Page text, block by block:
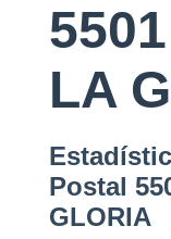
LA
Postal
GLORIA